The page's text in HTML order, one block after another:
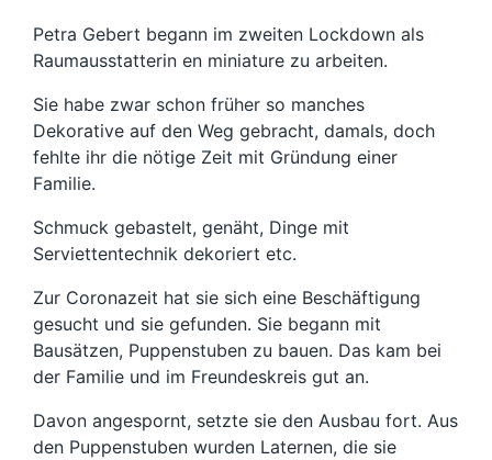
Petra Gebert begann im zweiten Lockdown als
Raumausstatterin en miniature zu arbeiten.
Sie habe zwar schon früher so manches
Dekorative auf den Weg gebracht, damals, doch
fehlte ihr die nötige Zeit mit Gründung einer
Familie.
Schmuck gebastelt, genäht, Dinge mit
Serviettentechnik dekoriert etc.
Zur Coronazeit hat sie sich eine Beschäftigung
gesucht und sie gefunden. Sie begann mit
Bausätzen, Puppenstuben zu bauen. Das kam bei
der Familie und im Freundeskreis gut an.
Davon angespornt, setzte sie den Ausbau fort. Aus
den Puppenstuben wurden Laternen, die sie